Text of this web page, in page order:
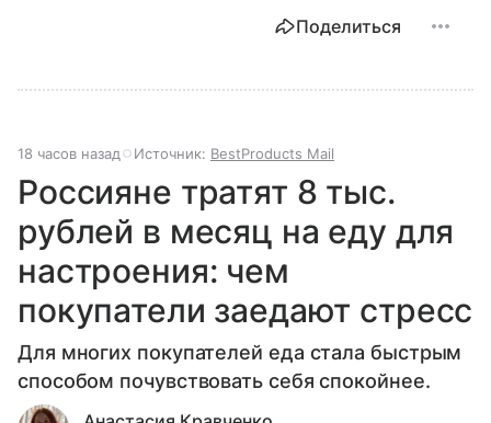
Поделиться
18 часов назад Источник: BestProducts Mail
Россияне тратят 8 тыс.
рублей в месяц на еду для
настроения: чем
покупатели заедают стресс
Для многих покупателей еда стала быстрым
способом почувствовать себя спокойнее.